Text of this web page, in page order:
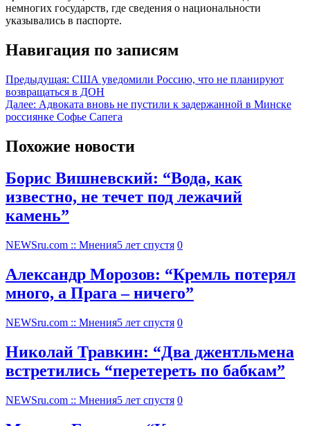
немногих государств, где сведения о национальности
указывались в паспорте.
Навигация по записям
Предыдущая: США уведомили Россию, что не планируют
возвращаться в ДОН
Далее: Адвоката вновь не пустили к задержанной в Минске
россиянке Софье Сапега
Похожие новости
Борис Вишневский: “Вода, как
известно, не течет под лежачий
камень”
NEWSru.com :: Мнения5 лет спустя 0
Александр Морозов: “Кремль потерял
много, а Прага – ничего”
NEWSru.com :: Мнения5 лет спустя 0
Николай Травкин: “Два джентльмена
встретились “перетереть по бабкам”
NEWSru.com :: Мнения5 лет спустя 0